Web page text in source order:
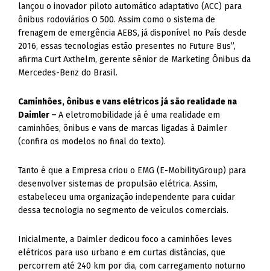
lançou o inovador piloto automático adaptativo (ACC) para
ônibus rodoviários O 500. Assim como o sistema de
frenagem de emergência AEBS, já disponível no País desde
2016, essas tecnologias estão presentes no Future Bus”,
afirma Curt Axthelm, gerente sênior de Marketing Ônibus da
Mercedes-Benz do Brasil.
Caminhões, ônibus e vans elétricos já são realidade na
Daimler –A eletromobilidade já é uma realidade em
caminhões, ônibus e vans de marcas ligadas à Daimler
(confira os modelos no final do texto).
Tanto é que a Empresa criou o EMG (E-MobilityGroup) para
desenvolver sistemas de propulsão elétrica. Assim,
estabeleceu uma organização independente para cuidar
dessa tecnologia no segmento de veículos comerciais.
Inicialmente, a Daimler dedicou foco a caminhões leves
elétricos para uso urbano e em curtas distâncias, que
percorrem até 240 km por dia, com carregamento noturno